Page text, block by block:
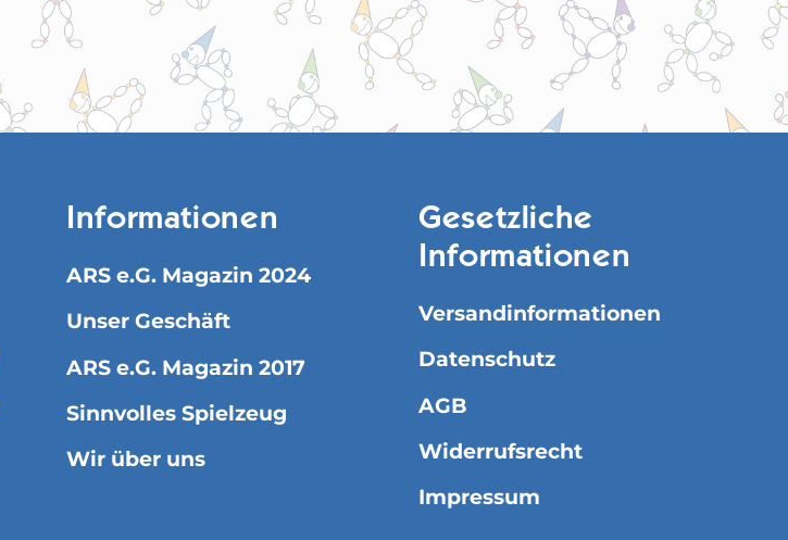
Informationen
ARS e.G. Magazin 2024
Unser Geschäft
ARS e.G. Magazin 2017
Sinnvolles Spielzeug
Wir über uns
Gesetzliche
Informationen
Versandinformationen
Datenschutz
AGB
Widerrufsrecht
Impressum